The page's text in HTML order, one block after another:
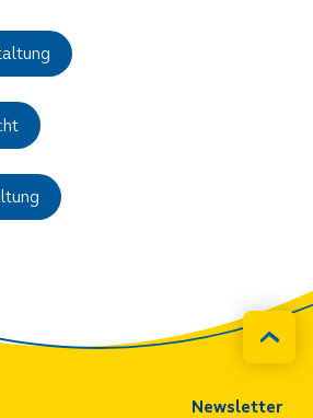
Newsletter